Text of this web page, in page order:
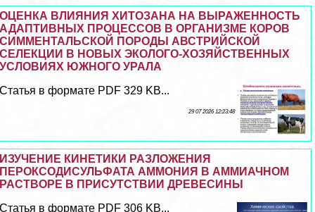
ОЦЕНКА ВЛИЯНИЯ ХИТОЗАНА НА ВЫРАЖЕННОСТЬ
АДАПТИВНЫХ ПРОЦЕССОВ В ОРГАНИЗМЕ КОРОВ
СИММЕНТАЛЬСКОЙ ПОРОДЫ АВСТРИЙСКОЙ
СЕЛЕКЦИИ В НОВЫХ ЭКОЛОГО-ХОЗЯЙСТВЕННЫХ
УСЛОВИЯХ ЮЖНОГО УРАЛА
Статья в формате PDF 329 KB...
29 07 2026 12:23:48
ИЗУЧЕНИЕ КИНЕТИКИ РАЗЛОЖЕНИЯ
ПЕРОКСОДИСУЛЬФАТА АММОНИЯ В АММИАЧНОМ
РАСТВОРЕ В ПРИСУТСТВИИ ДРЕВЕСИНЫ
Статья в формате PDF 306 KB...